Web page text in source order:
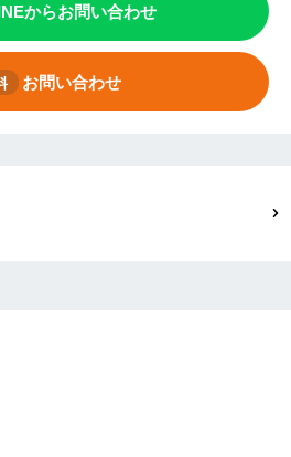
からお問い合わせ
お問い合わせ